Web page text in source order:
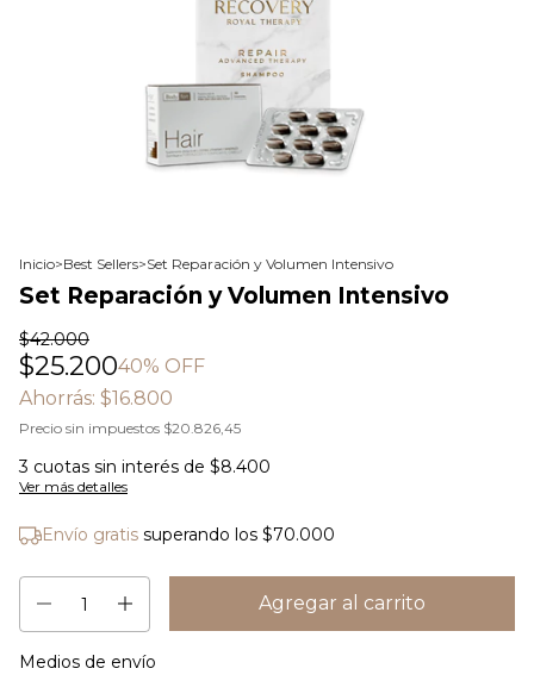
Inicio>Best Sellers>Set Reparación y Volumen Intensivo
Set Reparación y Volumen Intensivo
$42.000
$25.20040% OFF
Ahorrás: $16.800
Precio sin impuestos $20.826,45
3 cuotas sin interés de $8.400
Ver más detalles
Envío gratis superando los $70.000
Entregas para el CP:
Medios de envío